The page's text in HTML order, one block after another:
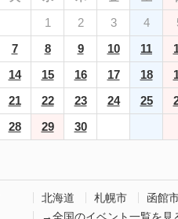
1 2 3 4
7 8 9 10 11
14 15 16 17 18
21 22 23 24 25
28 29 30
北海道 札幌市
函館